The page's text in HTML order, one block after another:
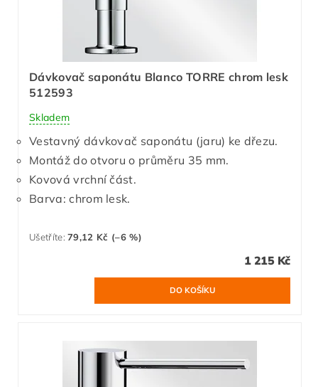
Dávkovač saponátu Blanco TORRE chrom lesk
512593
Skladem
Vestavný dávkovač saponátu (jaru) ke dřezu.
Montáž do otvoru o průměru 35 mm.
Kovová vrchní část.
Barva: chrom lesk.
Ušetříte:79,12 Kč (–6 %)
1 215 Kč